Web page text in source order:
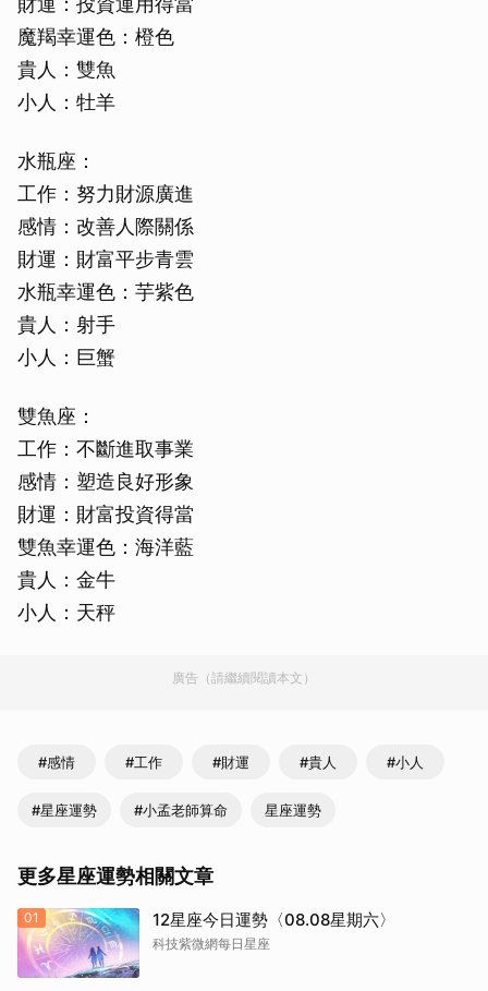
魔羯幸運色：橙色
貴人：雙魚
小人：牡羊
水瓶座：
工作：努力財源廣進
感情：改善人際關係
財運：財富平步青雲
水瓶幸運色：芋紫色
貴人：射手
小人：巨蟹
雙魚座：
工作：不斷進取事業
感情：塑造良好形象
財運：財富投資得當
雙魚幸運色：海洋藍
貴人：金牛
小人：天秤
廣告（請繼續閱讀本文）
#感情 #工作 #財運 #貴人 #小人
#星座運勢 #小孟老師算命 星座運勢
更多星座運勢相關文章
01 12星座今日運勢〈08.08星期六〉
科技紫微網每日星座